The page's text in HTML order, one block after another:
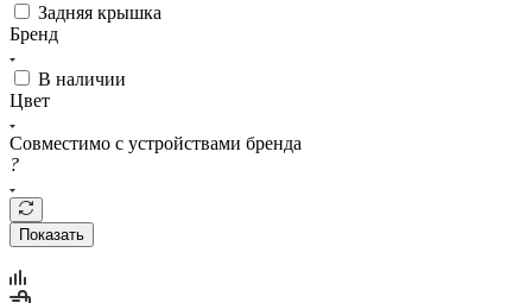
Задняя крышка
Бренд
В наличии
Цвет
Совместимо с устройствами бренда
?
Показать